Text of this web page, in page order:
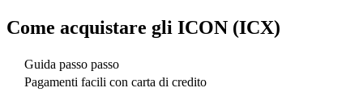
Come acquistare gli ICON (ICX)
Guida passo passo
Pagamenti facili con carta di credito